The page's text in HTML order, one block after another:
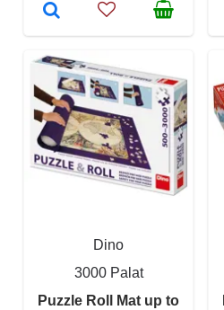
Dino
3000 Palat
Puzzle Roll Mat up to